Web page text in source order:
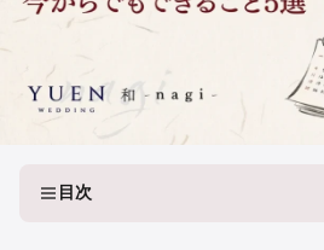
目次